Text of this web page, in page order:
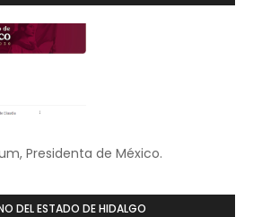
Presidenta de México.
DEL ESTADO DE HIDALGO